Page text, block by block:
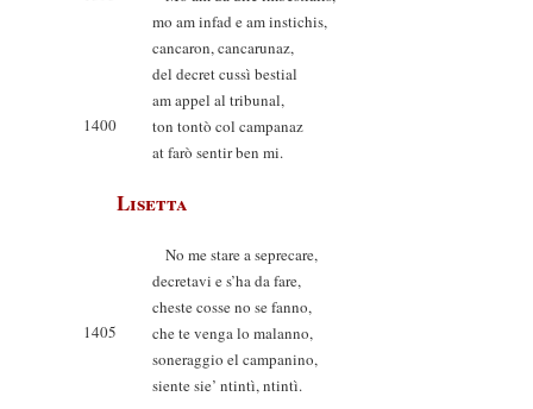
mo am infad e am instichis,
cancaron, cancarunaz,
del decret cussì bestial
am appel al tribunal,
1400
ton tontò col campanaz
at farò sentir ben mi.
Lisetta
No me stare a seprecare,
decretavi e s’ha da fare,
cheste cosse no se fanno,
1405
che te venga lo malanno,
soneraggio el campanino,
siente sie’ ntintì, ntintì.